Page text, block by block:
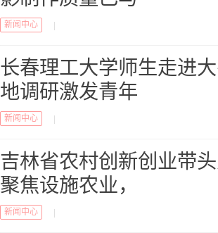
新闻中心
长春理工大学师生走进
地调研激发青年
新闻中心
吉林省农村创新创业带
聚焦设施农业，
新闻中心